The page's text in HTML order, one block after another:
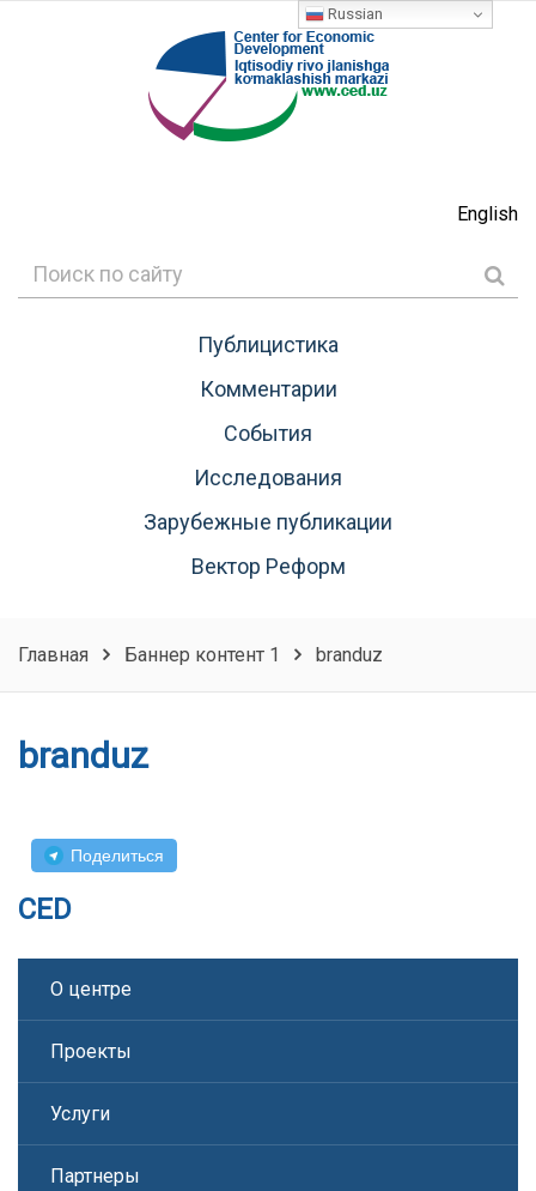
English
Публицистика
Комментарии
События
Исследования
Зарубежные публикации
Вектор Реформ
Главная Баннер контент 1 branduz
branduz
Поделиться
CED
О центре
Проекты
Услуги
Партнеры
Russian